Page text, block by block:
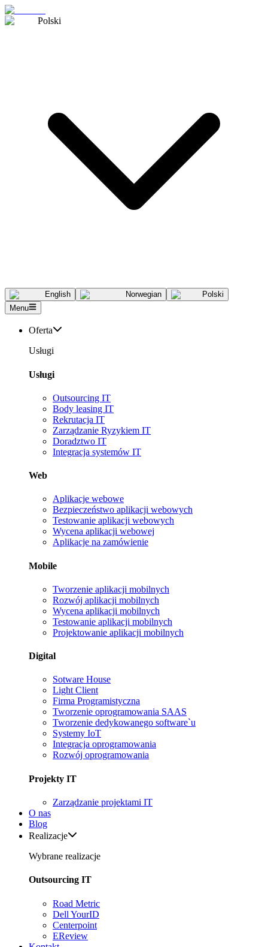
Polski
English Norwegian
Polski
Menu
Oferta
Usługi
Usługi
Outsourcing IT
Body leasing IT
Rekrutacja IT
Zarządzanie Ryzykiem IT
Doradztwo IT
Integracja systemów IT
Web
Aplikacje webowe
Bezpieczeństwo aplikacji webowych
Testowanie aplikacji webowych
Wycena aplikacji webowej
Aplikacje na zamówienie
Mobile
Tworzenie aplikacji mobilnych
Rozwój aplikacji mobilnych
Wycena aplikacji mobilnych
Testowanie aplikacji mobilnych
Projektowanie aplikacji mobilnych
Digital
Sotware House
Light Client
Firma Programistyczna
Tworzenie oprogramowania SAAS
Tworzenie dedykowanego software`u
Systemy IoT
Integracja oprogramowania
Rozwój oprogramowania
Projekty IT
Zarządzanie projektami IT
O nas
Blog
Realizacje
Wybrane realizacje
Outsourcing IT
Road Metric
Dell YourID
Centerpoint
EReview